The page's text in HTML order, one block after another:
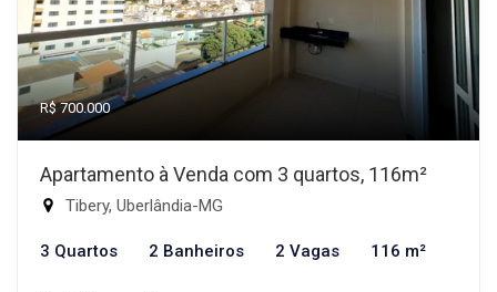
R$ 700.000
Apartamento à Venda com 3 quartos, 116m²
Tibery, Uberlândia-MG
3 Quartos 2 Banheiros 2 Vagas 116 m²